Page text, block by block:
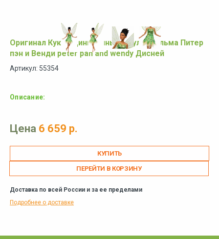
Оригинал Кукла Динь-Динь из мультфильма Питер
пэн и Венди peter pan and wendy Дисней
Артикул: 55354
Описание:
Цена 6 659 р.
ПЕРЕЙТИ В КОРЗИНУ
Доставка по всей России и за ее пределами
Подробнее о доставке